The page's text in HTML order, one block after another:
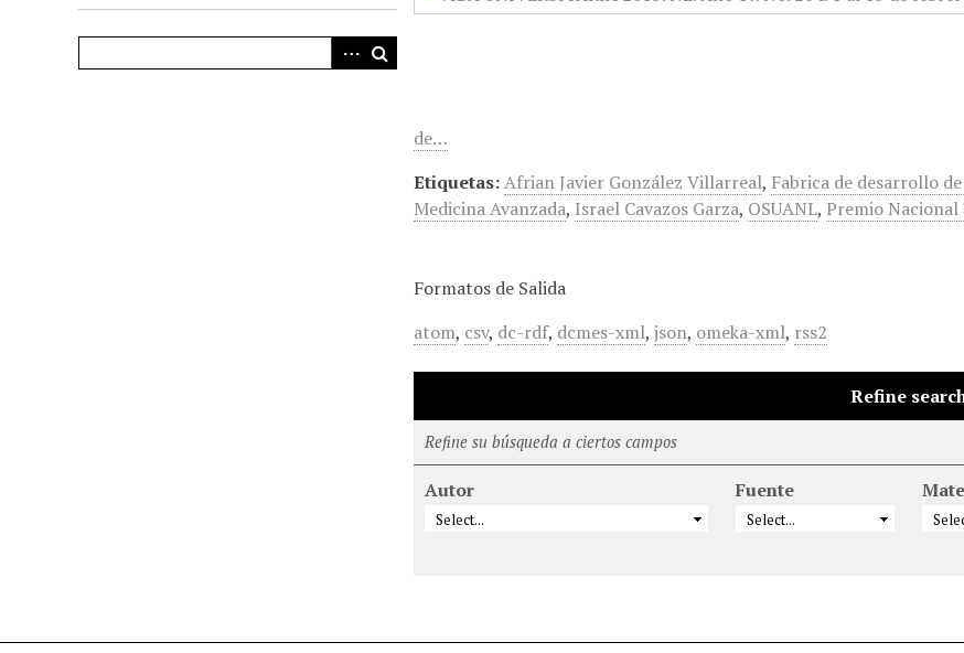
de…
Etiquetas:Afrian Javier González Villarreal, Fabrica de desarrollo
Medicina Avanzada, Israel Cavazos Garza, OSUANL, Premio
Formatos de Salida
atom, csv, dc-rdf, dcmes-xml,json, omeka-xml, rss2
Refine
Refine su búsqueda a ciertos campos
Autor Fuente